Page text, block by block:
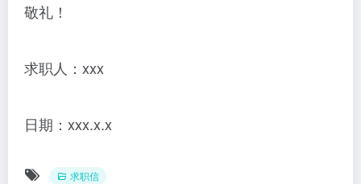
敬礼！
求职人：xxx
日期：xxx.x.x
求职信